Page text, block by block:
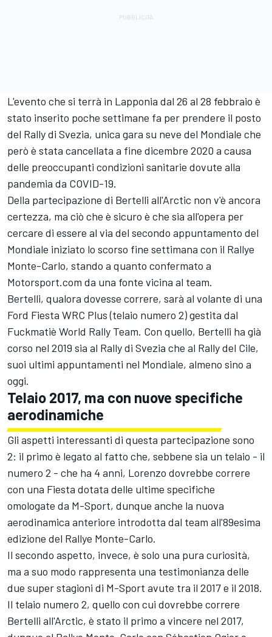
L'evento che si terrà in Lapponia dal 26 al 28 febbraio è
stato inserito poche settimane fa per prendere il posto
del Rally di Svezia, unica gara su neve del Mondiale che
però è stata cancellata a fine dicembre 2020 a causa
delle preoccupanti condizioni sanitarie dovute alla
pandemia da COVID-19.
Della partecipazione di Bertelli all'Arctic non v'è ancora
certezza, ma ciò che è sicuro è che sia all'opera per
cercare di essere al via del secondo appuntamento del
Mondiale iniziato lo scorso fine settimana con il Rallye
Monte-Carlo, stando a quanto confermato a
Motorsport.com da una fonte vicina al team.
Bertelli, qualora dovesse correre, sarà al volante di una
Ford Fiesta WRC Plus (telaio numero 2) gestita dal
Fuckmatiè World Rally Team. Con quello, Bertelli ha già
corso nel 2019 sia al Rally di Svezia che al Rally del Cile,
suoi ultimi appuntamenti nel Mondiale, almeno sino a
oggi.
Telaio 2017, ma con nuove specifiche
aerodinamiche
Gli aspetti interessanti di questa partecipazione sono
2: il primo è legato al fatto che, sebbene sia un telaio - il
numero 2 - che ha 4 anni, Lorenzo dovrebbe correre
con una Fiesta dotata delle ultime specifiche
omologate da M-Sport, dunque anche la nuova
aerodinamica anteriore introdotta dal team all'89esima
edizione del Rallye Monte-Carlo.
Il secondo aspetto, invece, è solo una pura curiosità,
ma a suo modo rappresenta una testimonianza delle
due super stagioni di M-Sport avute tra il 2017 e il 2018.
Il telaio numero 2, quello con cui dovrebbe correre
Bertelli all'Arctic, è stato il primo a vincere nel 2017,